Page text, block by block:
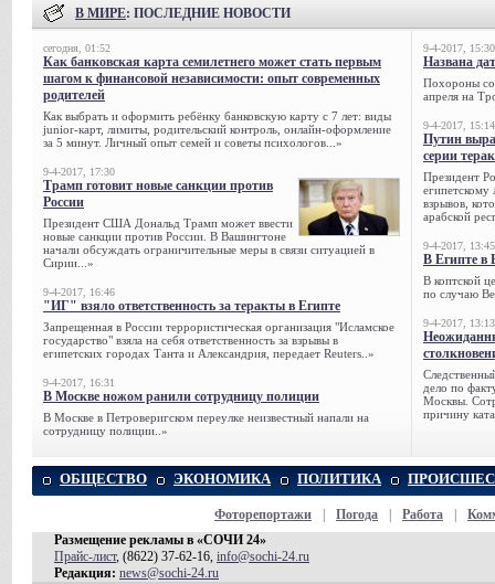
В МИРЕ: ПОСЛЕДНИЕ НОВОСТИ
сегодня, 01:52
Как банковская карта семилетнего может стать первым
шагом к финансовой независимости: опыт современных
родителей
Как выбрать и оформить ребёнку банковскую карту с 7 лет: виды
junior-карт, лимиты, родительский контроль, онлайн-оформление
за 5 минут. Личный опыт семей и советы психологов...»
9-4-2017, 17:30
Трамп готовит новые санкции против
России
Президент США Дональд Трамп может ввести
новые санкции против России. В Вашингтоне
начали обсуждать ограничительные меры в связи ситуацией в
Сирии...»
9-4-2017, 16:46
"ИГ" взяло ответственность за теракты в Египте
Запрещенная в России террористическая организация "Исламское
государство" взяла на себя ответственность за взрывы в
египетских городах Танта и Александрия, передает Reuters..»
9-4-2017, 16:31
В Москве ножом ранили сотрудницу полиции
В Москве в Петроверигском переулке неизвестный напали на
сотрудницу полиции..»
9-4-2017, 15:30
Названа
Похороны
апреля на
9-4-2017, 15:14
Путин
серии
Президент
египетскому
взрывов,
арабской
9-4-2017, 13:45
В Египте в
В коптской
по случаю
9-4-2017, 13:13
дело по
Москвы.
причину
ОБЩЕСТВО ЭКОНОМИКА ПОЛИТИКА
Фоторепортажи Погода Работа
Размещение рекламы в «СОЧИ 24»
Прайс-лист, (8622) 37-62-16, info@sochi-24.ru
Редакция: news@sochi-24.ru